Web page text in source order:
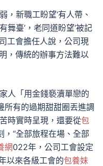
，新職工盼望‘有人帶、
舞臺’，老同道盼望‘被記
工會擔任人說，公司現
，傳統的辦事方法難以
人「用金錢褻瀆單戀的
所有的過期甜甜圈丟進調
時實時呈現，還要從包
“全部旅程在場、全部
網022年，公司工會設定
以來各級工會的包養妹